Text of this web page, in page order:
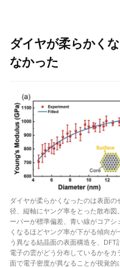
ダイヤが柔らかく
なかった
ダイヤが柔らかくなったのは表面
径、縦軸にヤング率をとった散布
ーバーが標準偏差、青い線がコア
くなるほどヤング率が下がる傾向
う異なる結晶面の表面構造を、
電子の雲がどう分布しているかを
面で電子密度が異なることが視覚